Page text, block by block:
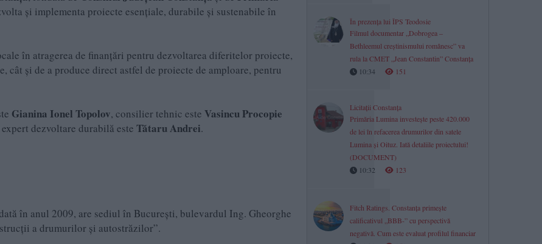
și implementa proiecte esențiale, durabile și sustenabile în
în atragerea de finanțări pentru dezvoltarea diferitelor proiecte,
și de a produce direct astfel de proiecte de amploare, pentru
Gianina Ionel Topolov, consilier tehnic este Vasincu Procopie
dezvoltare durabilă este Tătaru Andrei.
în anul 2009, are sediul în București, bulevardul Ing. Gheorghe
a drumurilor și autostrăzilor”.
În prezența lui ÎPS Teodosie
Filmul documentar „Dobrogea –
Bethleemul creștinismului românesc” va
rula la CMET „Jean Constantin” Constanța
10:34
151
Licitații Constanța
Primăria Lumina investește peste 420.000
de lei în refacerea drumurilor din satele
Lumina și Oituz. Iată detaliile proiectului!
(DOCUMENT)
10:32
123
Fitch Ratings. Constanța primește
calificativul „BBB-” cu perspectivă
negativă. Cum este evaluat profilul financiar